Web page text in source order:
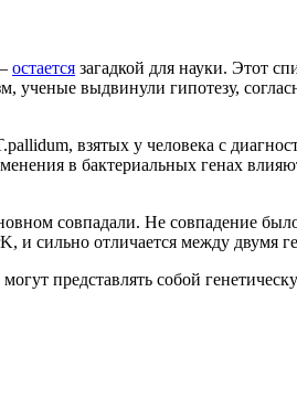
остается загадкой для науки. Этот
ученые выдвинули гипотезу,
взятых у человека с
в бактериальных генах
совпадали. Не совпадение
и сильно отличается между двумя
представлять собой